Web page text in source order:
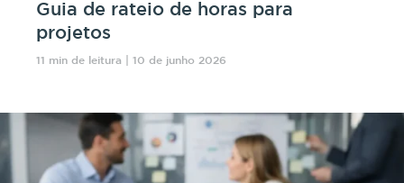
Guia de rateio de horas para
projetos
11 min de leitura | 10 de junho 2026